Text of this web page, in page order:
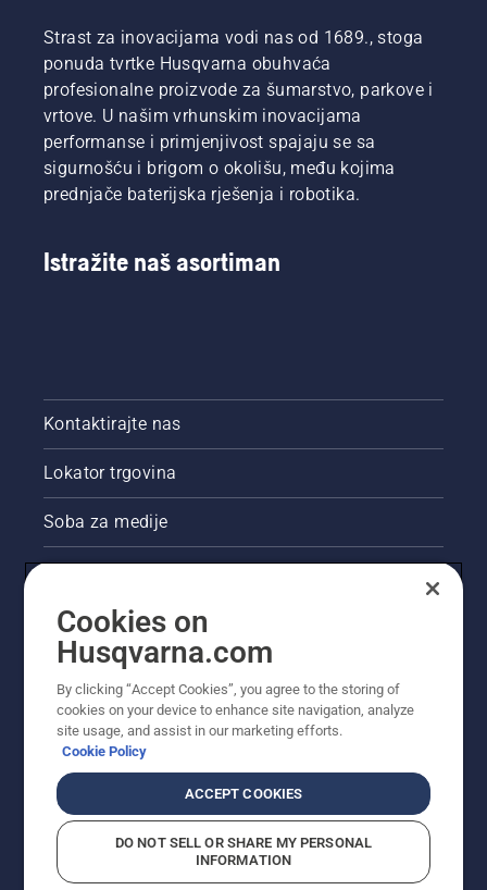
Strast za inovacijama vodi nas od 1689., stoga
ponuda tvrtke Husqvarna obuhvaća
profesionalne proizvode za šumarstvo, parkove i
vrtove. U našim vrhunskim inovacijama
performanse i primjenjivost spajaju se sa
sigurnošću i brigom o okolišu, među kojima
prednjače baterijska rješenja i robotika.
Istražite naš asortiman
Kontaktirajte nas
Lokator trgovina
Soba za medije
Akcije
Pravne informacije o proizvodu
Ostale stranice tvrtke Husqvarna
Cookies on
Husqvarna.com
By clicking “Accept Cookies”, you agree to the storing of
cookies on your device to enhance site navigation, analyze
site usage, and assist in our marketing efforts.
Cookie Policy
ACCEPT COOKIES
DO NOT SELL OR SHARE MY PERSONAL
INFORMATION